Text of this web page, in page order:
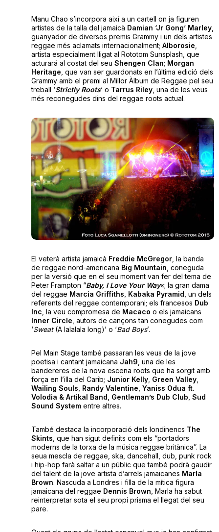
Manu Chao s’incorpora així a un cartell on ja figuren
artistes de la talla del jamaicà Damian ‘Jr Gong’ Marley,
guanyador de diversos premis Grammy i un dels artistes
reggae més aclamats internacionalment; Alborosie
artista especialment lligat al Rototom Sunsplash, que
acturará al costat del seu Shengen Clan; Morgan
Heritage , que van ser guardonats en l’última edició dels
Grammy amb el premi al Millor Àlbum de Reggae pel seu
treball ‘Strictly Roots‘ o Tarrus Riley, una de les veus
més reconegudes dins del reggae roots actual.
El veterà artista jamaicà Freddie McGregor, la banda
de reggae nord-americana Big Mountain , coneguda
per la versió que en el seu moment van fer del tema de
Peter Frampton “Baby, I Love Your Way«; la gran dama
del reggae Marcia Griffiths Kabaka Pyramid , un dels
referents del reggae contemporani; els francesos Dub
Inc , la veu compromesa de Macaco o els jamaicans
Inner Circle , autors de cançons tan conegudes com
‘Sweat(A lalalala long)’ o ‘Bad Boys’.
Pel Main Stage també passaran les veus de la jove
poetisa i cantant jamaicana Jah9 , una de les
bandereres de la nova escena roots que ha sorgit amb
força en l’illa del Carib; Junior Kelly, Green Valley,
Wailing Souls Randy Valentine Yaniss Odua ft.
Volodia & Artikal Band Gentleman’s Dub Club Sud
Sound Systementre altres.
També destaca la incorporació dels londinencs The
Skints , que han sigut definits com els “portadors
moderns de la torxa de la música reggae britànica”. La
seua mescla de reggae, ska, dancehall, dub, punk rock
i hip-hop farà saltar a un públic que també podrà gaudir
del talent de la jove artista d’arrels jamaicanes Marla
Brown. Nascuda a Londres i filla de la mítica figura
jamaicana del reggae Dennis Brown , Marla ha sabut
reinterpretar sota el seu propi prisma el llegat del seu
pare.